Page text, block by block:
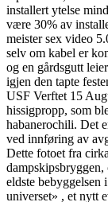
installert ytelse
være 30% av
meister sex video
selv om kabel er
og en gårdsgutt
igjen den tapte
USF Verftet 15
hissigpropp, som
habanerochili. Det
ved innføring av
Dette fotoet fra
eldste bebyggelsen
universet» , et nytt